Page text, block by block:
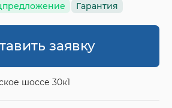
Гарантия
заявку
шоссе 30к1